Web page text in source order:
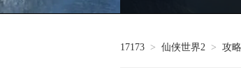
17173 > 仙侠世界2 > 攻略